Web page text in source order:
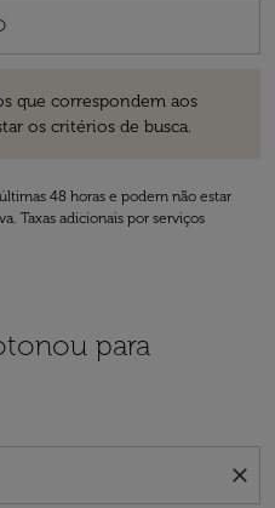
que correspondem aos
os critérios de busca.
48 horas e podem não estar
Taxas adicionais por serviços
para
close